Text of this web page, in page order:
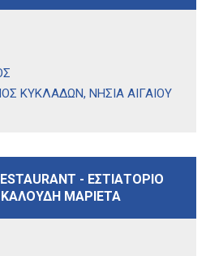
ΚΥΚΛΑΔΩΝ, ΝΗΣΙΑ ΑΙΓΑΙΟΥ
- ΕΣΤΙΑΤΟΡΙΟ
ΜΑΡΙΕΤΑ